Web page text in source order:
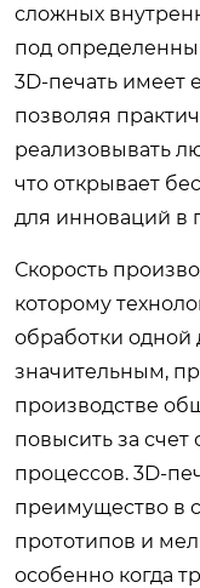
сложных
под
3D-печать имеет
позволяя
реализовывать
что открывает
для инноваций в
Скорость
которому
обработки
значительным,
производстве
повысить за
процессов. 3D-
преимущество в
прототипов и
особенно когда